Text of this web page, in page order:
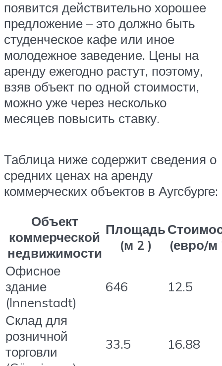
появится действительно хорошее
предложение – это должно быть
студенческое кафе или иное
молодежное заведение. Цены на
аренду ежегодно растут, поэтому,
взяв объект по одной стоимости,
можно уже через несколько
месяцев повысить ставку.
Таблица ниже содержит сведения о
средних ценах на аренду
коммерческих объектов в Аугсбурге:
Объект
коммерческой
недвижимости
Площадь
(м 2 )
(евро/м
Офисное
здание
(Innenstadt)
646 12.5
Склад для
розничной
торговли
33.5 16.88